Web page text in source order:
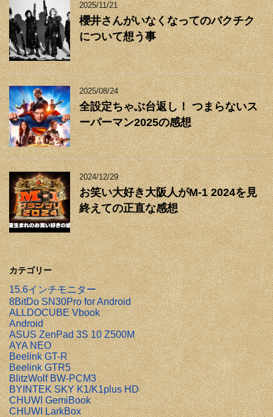
2025/11/21
櫻井さんがいなくなってのバクチク
について想う事
2025/08/24
全設定ちゃぶ台返し！ つまらないス
ーパーマン2025の感想
2024/12/29
お笑い大好き大阪人がM-1 2024を見
終えての正直な感想
カテゴリー
15.6インチモニター
8BitDo SN30Pro for Android
ALLDOCUBE Vbook
Android
ASUS ZenPad 3S 10 Z500M
AYA NEO
Beelink GT-R
Beelink GTR5
BlitzWolf BW-PCM3
BYINTEK SKY K1/K1plus HD
CHUWI GemiBook
CHUWI LarkBox